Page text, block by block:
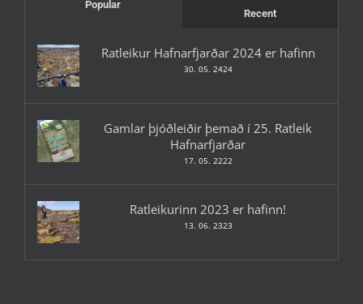
Popular
Recent
Ratleikur Hafnarfjarðar 2024 er hafinn
30. 05. 2424
Gamlar þjóðleiðir þemað í 25. Ratleik
Hafnarfjarðar
17. 05. 2222
Ratleikurinn 2023 er hafinn!
13. 06. 2323